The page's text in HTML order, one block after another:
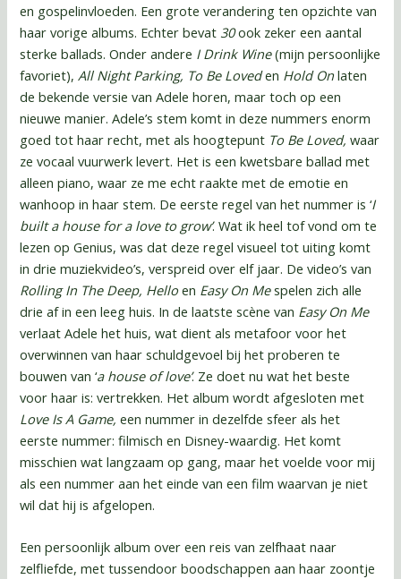
en gospelinvloeden. Een grote verandering ten opzichte van
haar vorige albums. Echter bevat 30ook zeker een aantal
sterke ballads. Onder andere I Drink Wine(mijn persoonlijke
favoriet), All Night Parking, To Be Loveden Hold Onlaten
de bekende versie van Adele horen, maar toch op een
nieuwe manier. Adele’s stem komt in deze nummers enorm
goed tot haar recht, met als hoogtepunt To Be Loved,waar
ze vocaal vuurwerk levert. Het is een kwetsbare ballad met
alleen piano, waar ze me echt raakte met de emotie en
wanhoop in haar stem. De eerste regel van het nummer is ‘I
built a house for a love to grow’. Wat ik heel tof vond om te
lezen op Genius, was dat deze regel visueel tot uiting komt
in drie muziekvideo’s, verspreid over elf jaar. De video’s van
Rolling In The Deep, Hello en Easy On Mespelen zich alle
drie af in een leeg huis. In de laatste scène van Easy On Me
verlaat Adele het huis, wat dient als metafoor voor het
overwinnen van haar schuldgevoel bij het proberen te
bouwen van ‘a house of love’. Ze doet nu wat het beste
voor haar is: vertrekken. Het album wordt afgesloten met
Love Is A Game,een nummer in dezelfde sfeer als het
eerste nummer: filmisch en Disney-waardig. Het komt
misschien wat langzaam op gang, maar het voelde voor mij
als een nummer aan het einde van een film waarvan je niet
wil dat hij is afgelopen.
Een persoonlijk album over een reis van zelfhaat naar
zelfliefde, met tussendoor boodschappen aan haar zoontje